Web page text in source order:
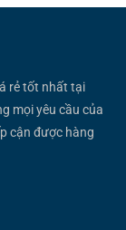
rẻ tốt nhất tại
mọi yêu cầu của
cận được hàng